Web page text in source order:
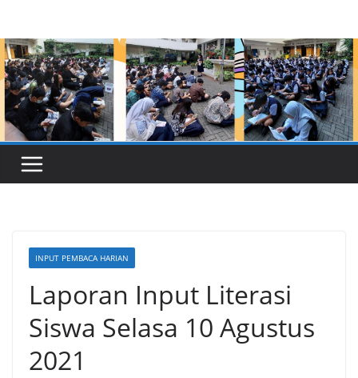
content
INPUT PEMBACA HARIAN
Laporan Input Literasi
Siswa Selasa 10 Agustus
2021